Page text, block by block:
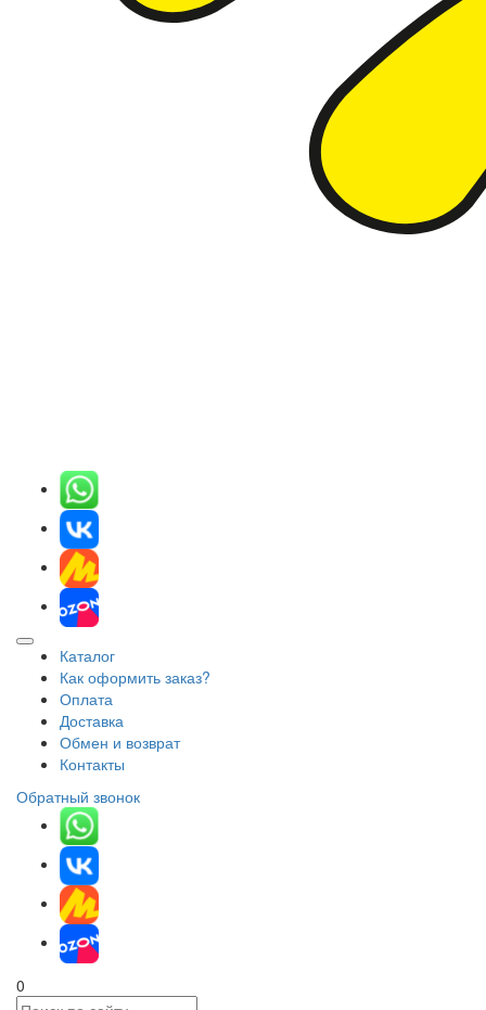
Каталог
Как оформить заказ?
Оплата
Доставка
Обмен и возврат
Контакты
Обратный звонок
0